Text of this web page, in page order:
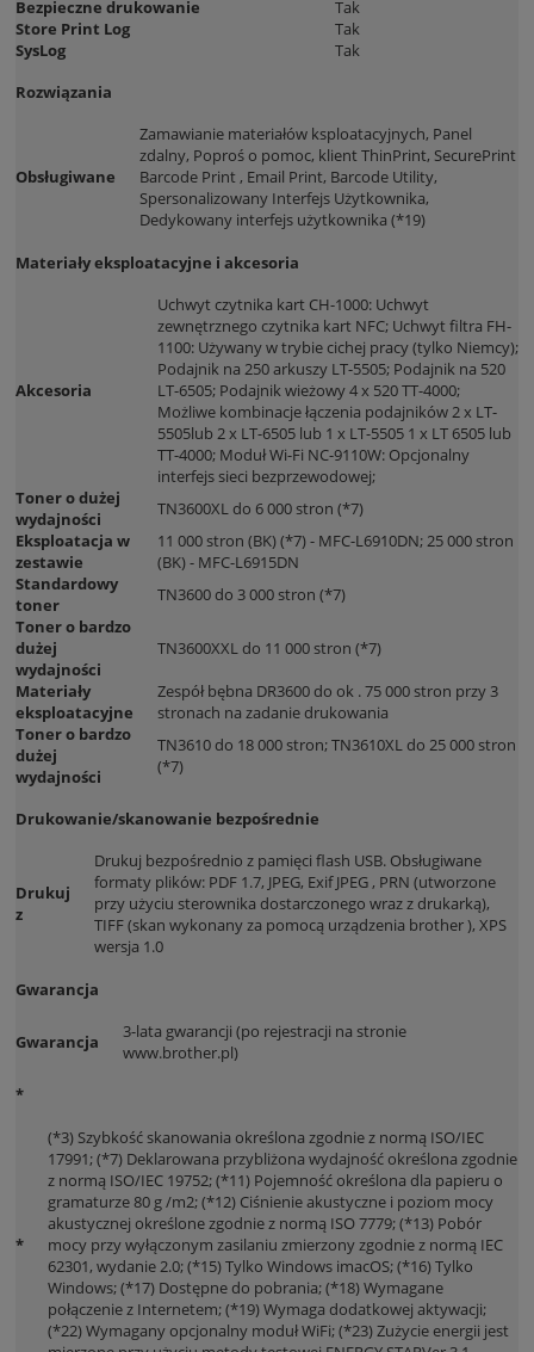
Bezpieczne drukowanie
Tak
Store Print Log
Tak
SysLog
Tak
Rozwiązania
Obsługiwane
Zamawianie materiałów ksploatacyjnych, Panel
zdalny, Poproś o pomoc, klient ThinPrint, SecurePrint
Barcode Print , Email Print, Barcode Utility,
Spersonalizowany Interfejs Użytkownika,
Dedykowany interfejs użytkownika (*19)
Materiały eksploatacyjne i akcesoria
Akcesoria
Uchwyt czytnika kart CH-1000: Uchwyt
zewnętrznego czytnika kart NFC; Uchwyt filtra FH-
1100: Używany w trybie cichej pracy (tylko Niemcy);
Podajnik na 250 arkuszy LT-5505; Podajnik na 520
LT-6505; Podajnik wieżowy 4 x 520 TT-4000;
Możliwe kombinacje łączenia podajników 2 x LT-
5505lub 2 x LT-6505 lub 1 x LT-5505 1 x LT 6505 lub
TT-4000; Moduł Wi-Fi NC-9110W: Opcjonalny
interfejs sieci bezprzewodowej;
Toner o dużej
wydajności
TN3600XL do 6 000 stron (*7)
Eksploatacja w
zestawie
11 000 stron (BK) (*7) - MFC-L6910DN; 25 000 stron
(BK) - MFC-L6915DN
Standardowy
toner
TN3600 do 3 000 stron (*7)
Toner o bardzo
dużej
wydajności
TN3600XXL do 11 000 stron (*7)
Materiały
eksploatacyjne
Zespół bębna DR3600 do ok . 75 000 stron przy 3
stronach na zadanie drukowania
Toner o bardzo
dużej
wydajności
TN3610 do 18 000 stron; TN3610XL do 25 000 stron
(*7)
Drukowanie/skanowanie bezpośrednie
Drukuj
z
Drukuj bezpośrednio z pamięci flash USB. Obsługiwane
formaty plików: PDF 1.7, JPEG, Exif JPEG , PRN (utworzone
przy użyciu sterownika dostarczonego wraz z drukarką),
TIFF (skan wykonany za pomocą urządzenia brother ), XPS
wersja 1.0
Gwarancja
Gwarancja
3-lata gwarancji (po rejestracji na stronie
www.brother.pl)
*
*
(*3) Szybkość skanowania określona zgodnie z normą ISO/IEC
17991; (*7) Deklarowana przybliżona wydajność określona zgodnie
z normą ISO/IEC 19752; (*11) Pojemność określona dla papieru o
gramaturze 80 g /m2; (*12) Ciśnienie akustyczne i poziom mocy
akustycznej określone zgodnie z normą ISO 7779; (*13) Pobór
mocy przy wyłączonym zasilaniu zmierzony zgodnie z normą IEC
62301, wydanie 2.0; (*15) Tylko Windows imacOS; (*16) Tylko
Windows; (*17) Dostępne do pobrania; (*18) Wymagane
połączenie z Internetem; (*19) Wymaga dodatkowej aktywacji;
(*22) Wymagany opcjonalny moduł WiFi; (*23) Zużycie energii jest